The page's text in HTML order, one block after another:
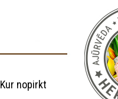
Kur nopirkt